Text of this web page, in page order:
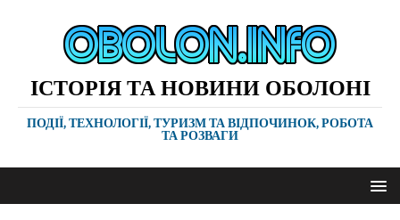
ІСТОРІЯ ТА НОВИНИ ОБОЛОНІ
ПОДІЇ, ТЕХНОЛОГІЇ, ТУРИЗМ ТА ВІДПОЧИНОК, РОБОТА
ТА РОЗВАГИ